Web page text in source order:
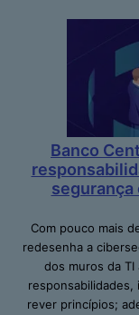
Banco
Com pouco mais
redesenha a
dos muros da
responsabilidades,
rever princípios;